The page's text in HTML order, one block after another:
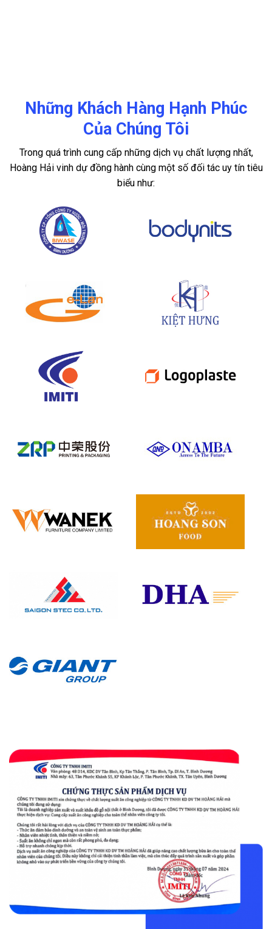
Những Khách Hàng Hạnh Phúc
Của Chúng Tôi
Trong quá trình cung cấp những dịch vụ chất lượng nhất,
Hoàng Hải vinh dự đồng hành cùng một số đối tác uy tín tiêu
biểu như: